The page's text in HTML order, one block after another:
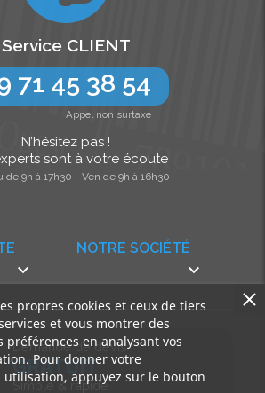
NOTRE SOCIÉTÉ


Service CLIENT
71 45 38 54
Appel non surtaxé
N’hésitez pas !
sont à votre écoute
de 9h à 17h30 - Ven de 9h à 16h30
Demande de devis
GRATUIT
Simple & rapide
propres cookies et ceux de tiers
et vous montrer des
préférences en analysant vos
Pour donner votre
utilisation, appuyez sur le bouton